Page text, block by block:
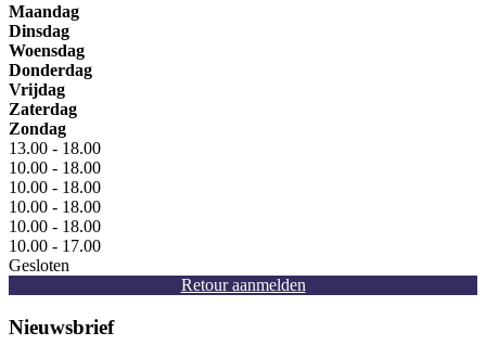
Maandag
Dinsdag
Woensdag
Donderdag
Vrijdag
Zaterdag
Zondag
13.00 - 18.00
10.00 - 18.00
10.00 - 18.00
10.00 - 18.00
10.00 - 18.00
10.00 - 17.00
Gesloten
Retour aanmelden
Nieuwsbrief